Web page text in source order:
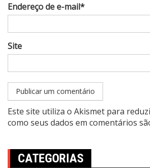
Endereço de e-mail*
Site
Este site utiliza o Akismet para
como seus dados em comentários
CATEGORIAS